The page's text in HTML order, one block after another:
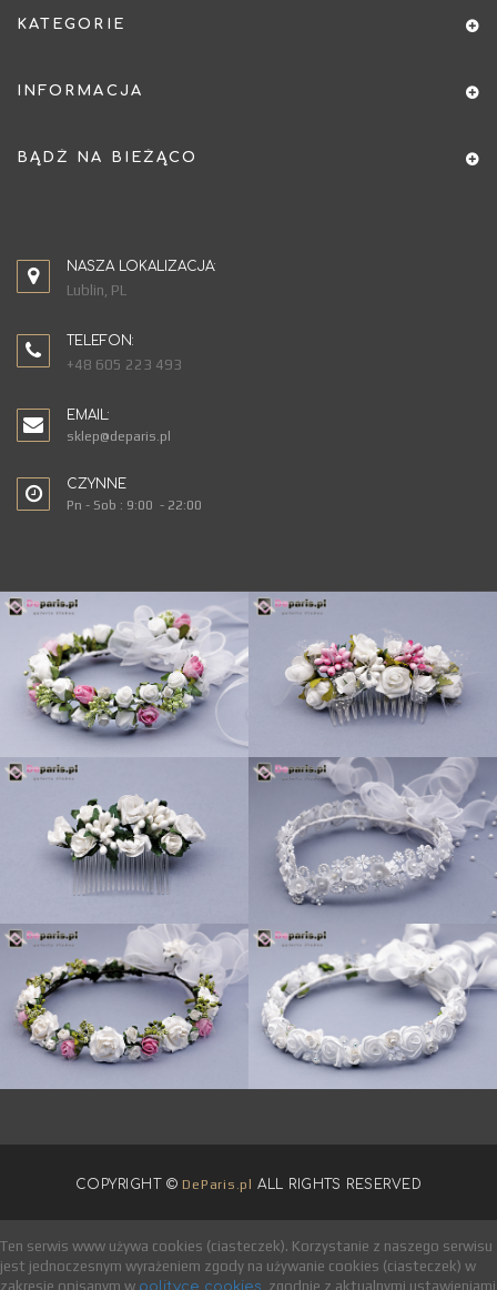
KATEGORIE
INFORMACJA
BĄDŹ NA BIEŻĄCO
NASZA LOKALIZACJA:
Lublin, PL
TELEFON:
+48 605 223 493
EMAIL:
sklep@deparis.pl
CZYNNE
Pn - Sob : 9:00 - 22:00
COPYRIGHT © DeParis.pl ALL RIGHTS RESERVED
Ten serwis www używa cookies (ciasteczek). Korzystanie z naszego serwisu
jest jednoczesnym wyrażeniem zgody na używanie cookies (ciasteczek) w
zakresie opisanym w polityce cookies , zgodnie z aktualnymi ustawieniami